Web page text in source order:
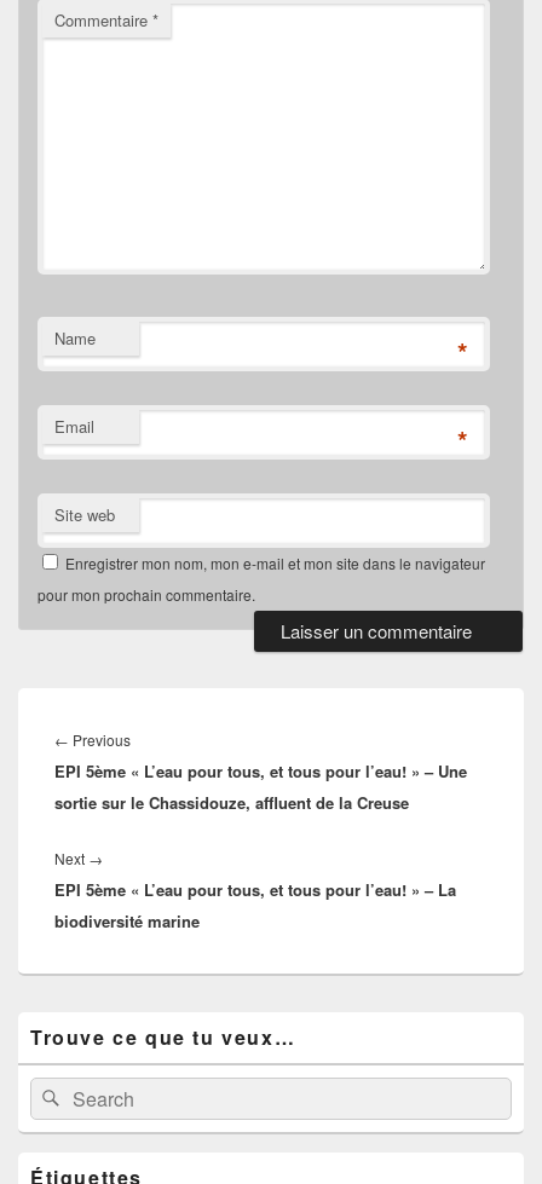
Commentaire *
Name *
Email *
Site web
Enregistrer mon nom, mon e-mail et mon site dans le navigateur
pour mon prochain commentaire.
de
l’article
← PreviousPrevious
post:
EPI 5ème « L’eau pour tous, et tous pour l’eau! » – Une
sortie sur le Chassidouze, affluent de la Creuse
Next →
post:
EPI 5ème « L’eau pour tous, et tous pour l’eau! » – La
biodiversité marine
Sidebar
Widget
Area
Trouve ce que tu veux…
Search
for:
Search
Étiquettes